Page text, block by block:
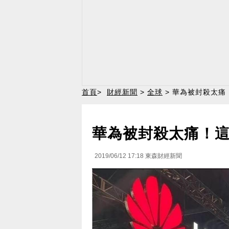
首頁> 財經新聞 > 全球 > 華為被封殺太痛
華為被封殺太痛！
2019/06/12 17:18 東森財經新聞